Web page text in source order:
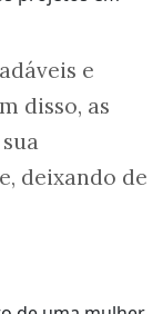
e
disso, as
deixando de